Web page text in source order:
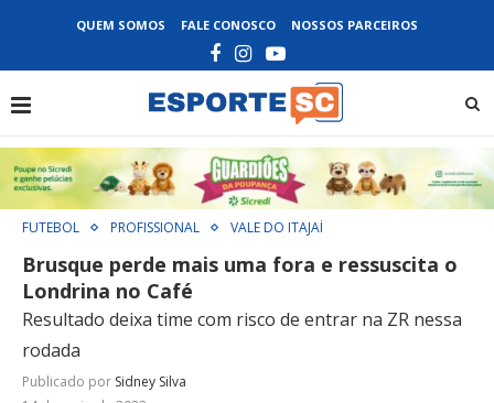
QUEM SOMOS FALE CONOSCO NOSSOS PARCEIROS
FUTEBOL PROFISSIONAL VALE DO ITAJAÍ
Brusque perde mais uma fora e ressuscita o
Londrina no Café
Resultado deixa time com risco de entrar na ZR nessa
rodada
Publicado por Sidney Silva